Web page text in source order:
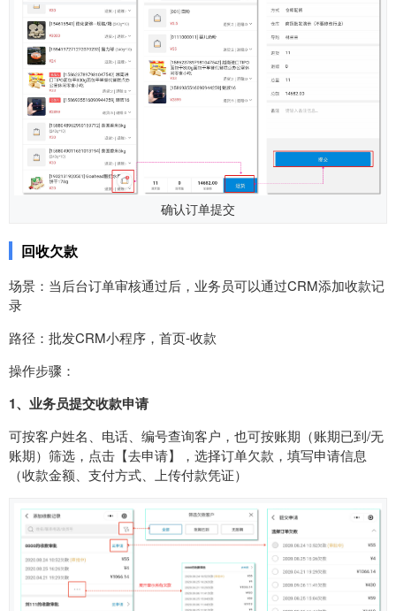
确认订单提交
回收欠款
场景：当后台订单审核通过后，业务员可以通过CRM添加收款记
录
路径：批发CRM小程序，首页-收款
操作步骤：
1、业务员提交收款申请
可按客户姓名、电话、编号查询客户，也可按账期（账期已到/无
账期）筛选，点击【去申请】，选择订单欠款，填写申请信息
（收款金额、支付方式、上传付款凭证）